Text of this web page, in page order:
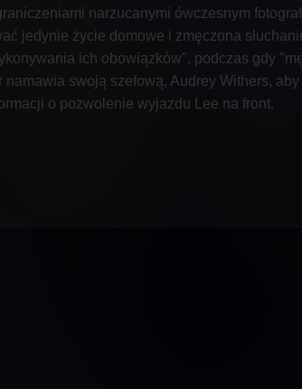
narzucanymi ówczesnym
jedynie życie domowe i zmęczona
ich obowiązków", podczas gdy
namawia swoją szefową, Audrey Withers, aby
o pozwolenie wyjazdu Lee na front.